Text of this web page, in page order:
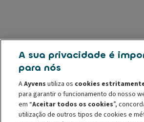
A sua privacidade é
para nós
AAyvens utiliza os cookies
para garantir o funcionamento do nosso
em “Aceitar todos os cookies”,
utilização de outros tipos de cookies e